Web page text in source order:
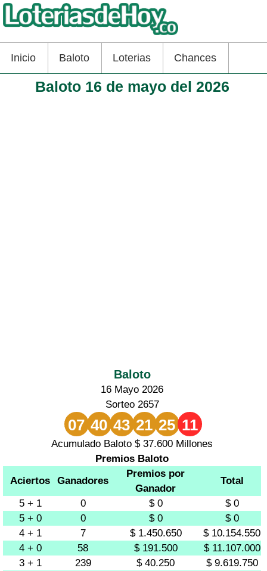
Inicio Baloto Loterias Chances
Baloto 16 de mayo del 2026
Baloto
16 Mayo 2026
Sorteo 2657
07 40 43 21 25 11
Acumulado Baloto $ 37.600 Millones
Premios Baloto
Aciertos
Ganadores
Premios por
Ganador
Total
5 + 1
0 $ 0
$ 0
5 + 0
0 $ 0
$ 0
4 + 1
7 $ 1.450.650
$ 10.154.550
4 + 0
58 $ 191.500
$ 11.107.000
3 + 1
239 $ 40.250
$ 9.619.750